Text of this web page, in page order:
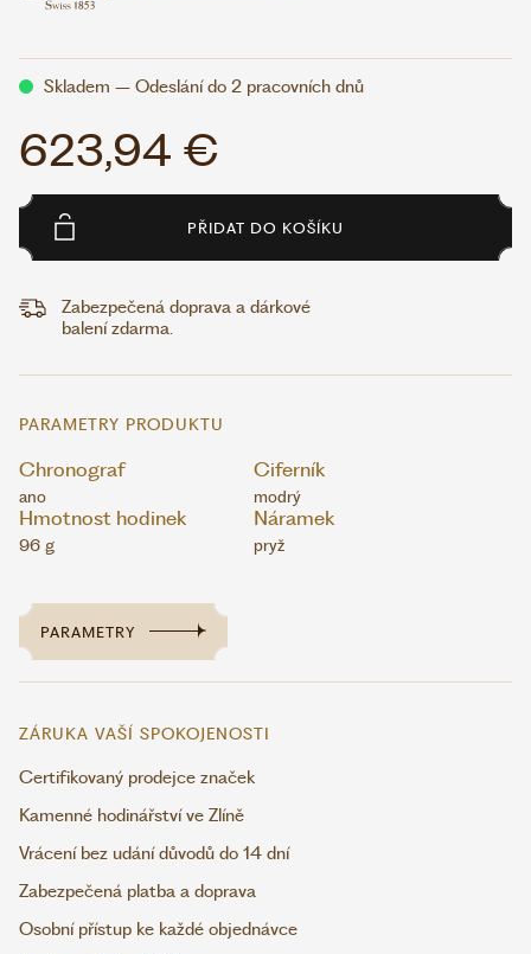
Skladem – Odeslání do 2 pracovních dnů
623,94 €
PŘIDAT DO KOŠÍKU
Zabezpečená doprava a dárkové
balení zdarma.
PARAMETRY PRODUKTU
Chronograf
ano
Ciferník
modrý
Hmotnost hodinek
96 g
Náramek
pryž
PARAMETRY
ZÁRUKA VAŠÍ SPOKOJENOSTI
Certifikovaný prodejce značek
Kamenné hodinářství ve Zlíně
Vrácení bez udání důvodů do 14 dní
Zabezpečená platba a doprava
Osobní přístup ke každé objednávce